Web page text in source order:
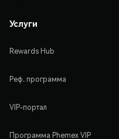
Услуги
Rewards Hub
Реф. программа
VIP-портал
Программа Phemex VIP